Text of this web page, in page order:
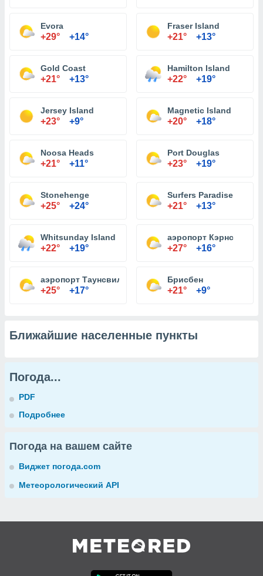
Evora
+29° +14°
Fraser Island
+21° +13°
Gold Coast
+21° +13°
Hamilton Island
+22° +19°
Jersey Island
+23° +9°
Magnetic Island
+20° +18°
Noosa Heads
+21° +11°
Port Douglas
+23° +19°
Stonehenge
+25° +24°
Surfers Paradise
+21° +13°
Whitsunday Island
+22° +19°
аэропорт Кэрнс
+27° +16°
аэропорт Таунсвилл
+25° +17°
Брисбен
+21° +9°
Ближайшие населенные пункты
Погода...
PDF
Подробнее
Погода на вашем сайте
Виджет погода.com
Метеорологический API